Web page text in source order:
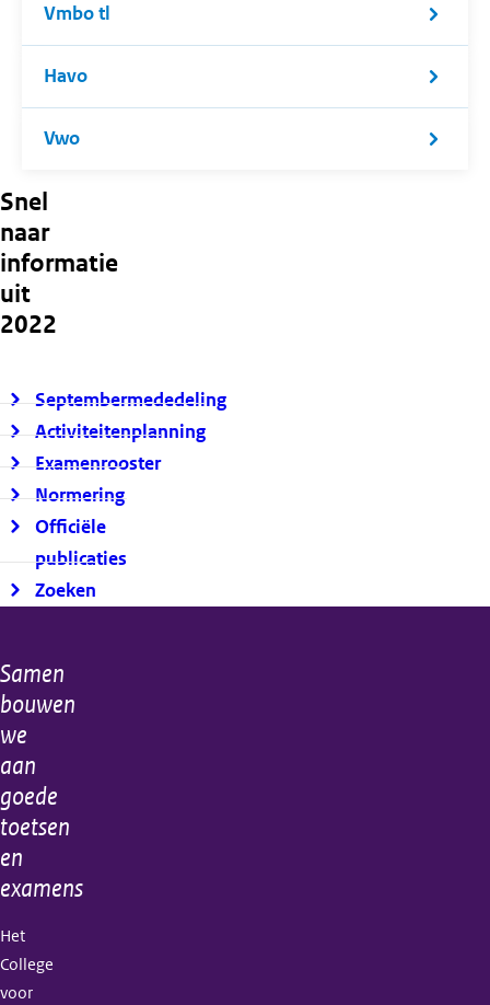
Vmbo tl
Havo
Vwo
Snel
naar
informatie
uit
2022
Septembermededeling
Activiteitenplanning
Examenrooster
Normering
Officiële
publicaties
Zoeken
Algemene
informatie
Samen
bouwen
we
aan
goede
toetsen
en
examens
Het
College
voor